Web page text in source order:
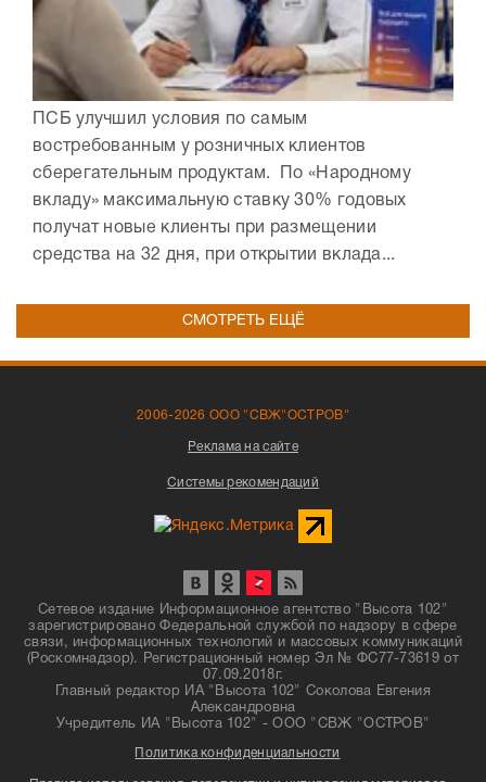
ПСБ улучшил условия по самым
востребованным у розничных клиентов
сберегательным продуктам. По «Народному
вкладу» максимальную ставку 30% годовых
получат новые клиенты при размещении
средства на 32 дня, при открытии вклада...
СМОТРЕТЬ ЕЩЁ
2006-2026 ООО "СВЖ"ОСТРОВ"
Реклама на сайте
Системы рекомендаций
Сетевое издание Информационное агентство "Высота 102"
зарегистрировано Федеральной службой по надзору в сфере
связи, информационных технологий и массовых коммуникаций
(Роскомнадзор). Регистрационный номер Эл № ФС77-73619 от
07.09.2018г.
Главный редактор ИА "Высота 102" Соколова Евгения
Александровна
Учредитель ИА "Высота 102" - ООО "СВЖ "ОСТРОВ"
Политика конфиденциальности